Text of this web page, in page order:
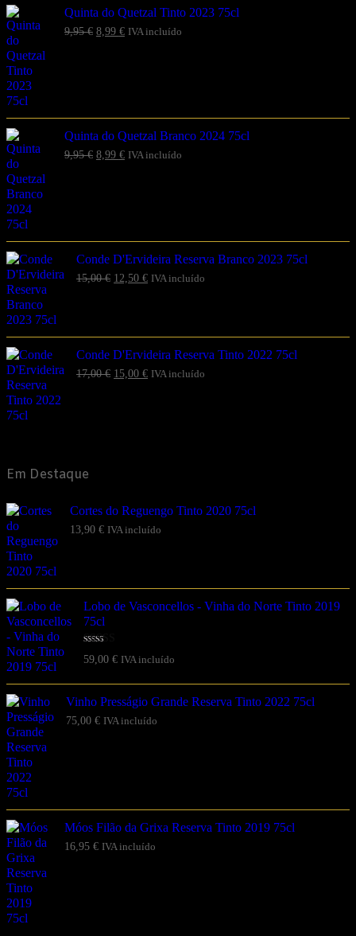
Quinta do Quetzal Tinto 2023 75cl
9,95€ 8,99 € IVA incluído
Quinta do Quetzal Branco 2024 75cl
9,95€ 8,99 € IVA incluído
Conde D'Ervideira Reserva Branco 2023 75cl
15,00€ 12,50 € IVA incluído
Conde D'Ervideira Reserva Tinto 2022 75cl
17,00€ 15,00 € IVA incluído
Em Destaque
Cortes do Reguengo Tinto 2020 75cl
13,90 € IVA incluído
Lobo de Vasconcellos - Vinha do Norte Tinto 2019
75cl
Avaliação
5.00de 5
59,00 € IVA incluído
Vinho Presságio Grande Reserva Tinto 2022 75cl
75,00 € IVA incluído
Móos Filão da Grixa Reserva Tinto 2019 75cl
16,95 € IVA incluído